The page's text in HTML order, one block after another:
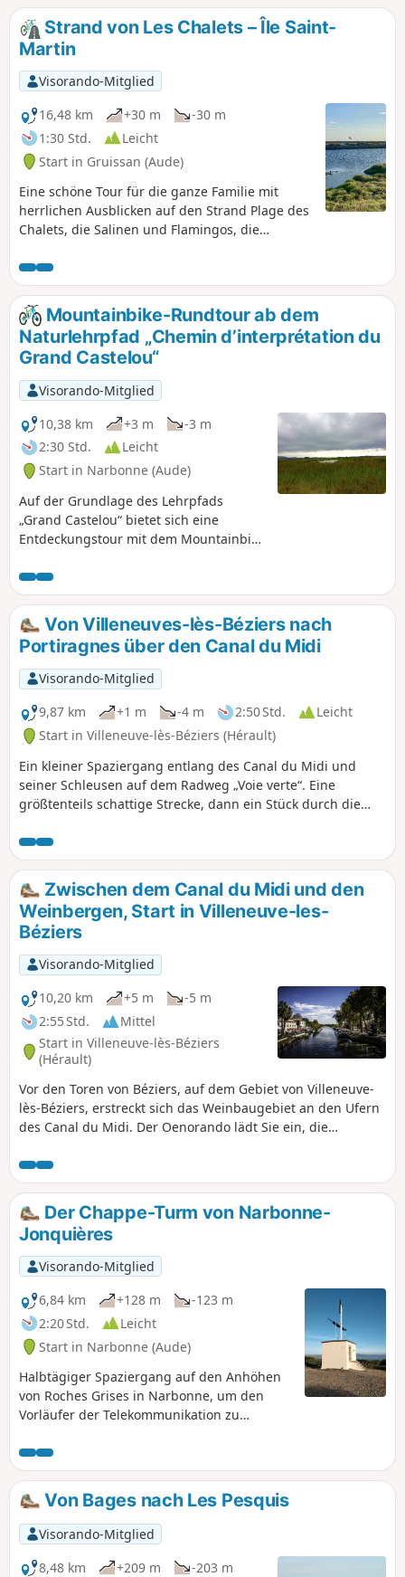
Strand von Les Chalets – Île Saint-
Martin
Visorando-Mitglied
16,48 km
+30 m
-30 m
1:30 Std.
Leicht
Start in Gruissan (Aude)
Eine schöne Tour für die ganze Familie mit
herrlichen Ausblicken auf den Strand Plage des
Chalets, die Salinen und Flamingos, die
und den Turm Tour de Barberousse. Ideal am
frühen Morgen, nachdem man den
Sonnenaufgang am Strand Plage des Chalets
bewundert hat.
Mountainbike-Rundtour ab dem
Naturlehrpfad „Chemin d’interprétation du
Grand Castelou“
Visorando-Mitglied
10,38 km
+3 m
-3 m
2:30 Std.
Leicht
Start in Narbonne (Aude)
Auf der Grundlage des Lehrpfads
„Grand Castelou“ bietet sich eine
Entdeckungstour mit dem Mountainbike
Von Villeneuves-lès-Béziers nach
Portiragnes über den Canal du Midi
Visorando-Mitglied
9,87 km
+1 m -4 m 2:50 Std.
Leicht
Start in Villeneuve-lès-Béziers (Hérault)
Ein kleiner Spaziergang entlang des Canal du Midi und
seiner Schleusen auf dem Radweg „Voie verte“. Eine
größtenteils schattige Strecke, dann ein Stück durch die
der Grande Maïre folgt. Am Ende der Strecke führt der Weg
durch die Marais de Portiragnes und am Lac de la Grande
Maïre vorbei.
Zwischen dem Canal du Midi und den
Weinbergen, Start in Villeneuve-les-
Béziers
Visorando-Mitglied
10,20 km
+5 m
-5 m
2:55 Std.
Mittel
Start in Villeneuve-lès-Béziers
(Hérault)
Vor den Toren von Béziers, auf dem Gebiet von Villeneuve-
lès-Béziers, erstreckt sich das Weinbaugebiet an den Ufern
des Canal du Midi. Der Oenorando lädt Sie ein, die
d’Oc und IGP Coteaux de Béziers zu entdecken, die von den
maritimen Einflüssen auf den mit Kieselsteinen bedeckten
und vom lokalen Wind umwehten Terroirs profitieren.
Der Chappe-Turm von Narbonne-
Jonquières
Visorando-Mitglied
6,84 km
+128 m
-123 m
2:20 Std.
Leicht
Start in Narbonne (Aude)
Halbtägiger Spaziergang auf den Anhöhen
von Roches Grises in Narbonne, um den
Vorläufer der Telekommunikation zu
den Étang de Bages-Sigean.
Von Bages nach Les Pesquis
Visorando-Mitglied
8,48 km
+209 m
-203 m